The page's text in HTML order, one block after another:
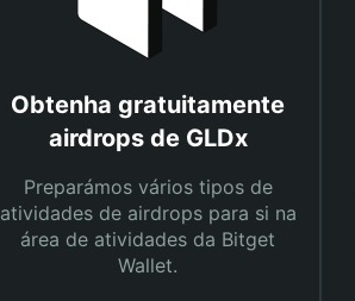
Obtenha gratuitamente
airdrops de GLDx
Preparámos vários tipos de
atividades de airdrops para si na
área de atividades da Bitget
Wallet.